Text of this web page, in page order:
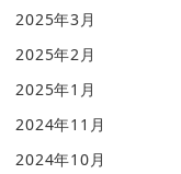
2025年3月
2025年2月
2025年1月
2024年11月
2024年10月